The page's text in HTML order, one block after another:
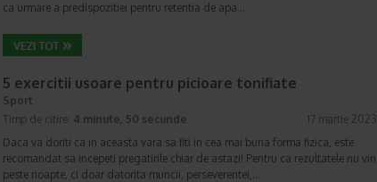
ca urmare a predispozitiei pentru retentia de apa…
5 exercitii usoare pentru picioare tonifiate
Sport
Timp de citire: 4 minute, 50 secunde
17 martie 2023
Daca va doriti ca in aceasta vara sa fiti in cea mai buna forma fizica, este
recomandat sa incepeti pregatirile chiar de astazi! Pentru ca rezultatele nu vin
peste noapte, ci doar datorita muncii, perseverentei,…